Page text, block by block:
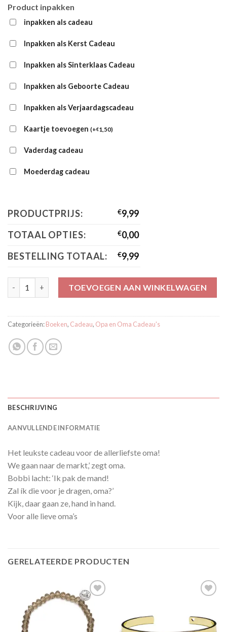
Product inpakken
inpakken als cadeau
Inpakken als Kerst Cadeau
Inpakken als Sinterklaas Cadeau
Inpakken als Geboorte Cadeau
Inpakken als Verjaardagscadeau
Kaartje toevoegen (+€1,50)
Vaderdag cadeau
Moederdag cadeau
PRODUCTPRIJS: €9,99
TOTAAL OPTIES:
€0,00
BESTELLING TOTAAL:
€9,99
TOEVOEGEN AAN WINKELWAGEN
Categorieën:Boeken, Cadeau, Opa en Oma Cadeau's
BESCHRIJVING
AANVULLENDE INFORMATIE
Het leukste cadeau voor de allerliefste oma!
We gaan naar de markt,’ zegt oma.
Bobbi lacht: ‘Ik pak de mand!
Zal ík die voor je dragen, oma?’
Kijk, daar gaan ze, hand in hand.
Voor alle lieve oma’s
GERELATEERDE PRODUCTEN
Toevoegen
aan
Toevoegen
aan